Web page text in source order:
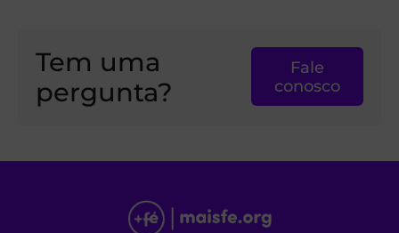
Tem uma
pergunta?
Fale
conosco